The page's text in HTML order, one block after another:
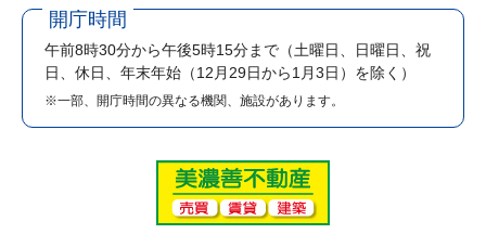
開庁時間
午前8時30分から午後5時15分まで （土曜日、日曜日、祝
日、休日、年末年始（12月29日から1月3日）を除く）
※一部、開庁時間の異なる機関、施設があります。